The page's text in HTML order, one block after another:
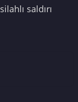
saldırı